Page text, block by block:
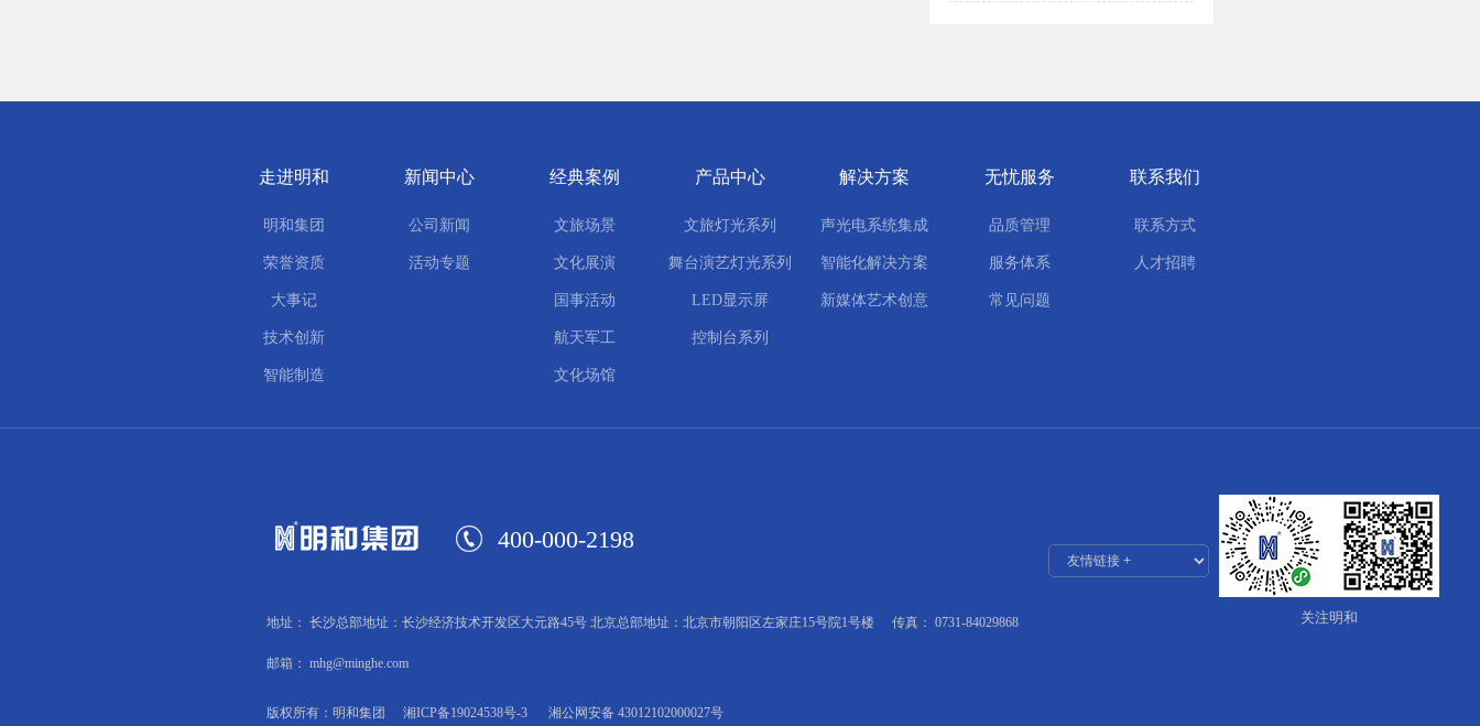
走进明和
明和集团
荣誉资质
大事记
技术创新
智能制造
新闻中心
公司新闻
活动专题
经典案例
文旅场景
文化展演
国事活动
航天军工
文化场馆
产品中心
文旅灯光系列
舞台演艺灯光系列
LED显示屏
控制台系列
解决方案
声光电系统集成
智能化解决方案
新媒体艺术创意
无忧服务
品质管理
服务体系
常见问题
联系我们
联系方式
人才招聘
400-000-2198
地址： 长沙总部地址：长沙经济技术开发区大元路45号 北京总部地址：北京市朝阳区左家庄15号院1号楼 传真： 0731-84029868
邮箱： mhg@minghe.com
版权所有：明和集团 湘ICP备19024538号-3 湘公网安备 43012102000027号
关注明和